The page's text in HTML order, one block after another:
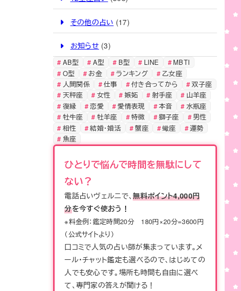
o
o
k
n
k
その他の占い (17)
お知らせ (3)
AB型 A型 B型 LINE
MBTI
O型
お金 ランキング
乙女座
人間関係
仕事 付き合ってから
双子座
天秤座
女性 嫉妬 射手座
山羊座
復縁
恋愛 愛情表現 本音
水瓶座
牡牛座
牡羊座 特徴 獅子座
男性
相性
結婚・婚活 蟹座 蠍座
運勢
魚座
ひとりで悩んで時間を無駄にして
ない？
電話占いヴェルニで、無料ポイント4,000円
分を今すぐ使おう！
※料金例：鑑定時間20分 180円×20分=3600円
（公式サイトより）
口コミで人気の占い師が集まっています。メ
ール・チャット鑑定も選べるので、はじめての
人でも安心です。場所も時間も自由に選べ
て、専門家の答えが聞ける！